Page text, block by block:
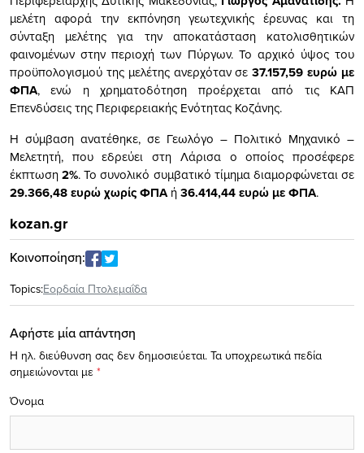
μελέτη αφορά την εκπόνηση γεωτεχνικής έρευνας και τη
σύνταξη μελέτης για την αποκατάσταση κατολισθητικών
φαινομένων στην περιοχή των Πύργων. Το αρχικό ύψος του
προϋπολογισμού της μελέτης ανερχόταν σε37.157,59 ευρώ με
ΦΠΑ, ενώ η χρηματοδότηση προέρχεται από τις ΚΑΠ
Επενδύσεις της Περιφερειακής Ενότητας Κοζάνης.
Η σύμβαση ανατέθηκε, σε Γεωλόγο – Πολιτικό Μηχανικό –
Μελετητή, που εδρεύει στη Λάρισα ο οποίος προσέφερε
έκπτωση2%. Το συνολικό συμβατικό τίμημα διαμορφώνεται σε
29.366,48 ευρώ χωρίς ΦΠΑή36.414,44 ευρώ με ΦΠΑ.
kozan.gr
Κοινοποίηση:
Topics:Εορδαία Πτολεμαΐδα
Αφήστε μία απάντηση
Η ηλ. διεύθυνση σας δεν δημοσιεύεται. Τα υποχρεωτικά πεδία
σημειώνονται με *
Όνομα